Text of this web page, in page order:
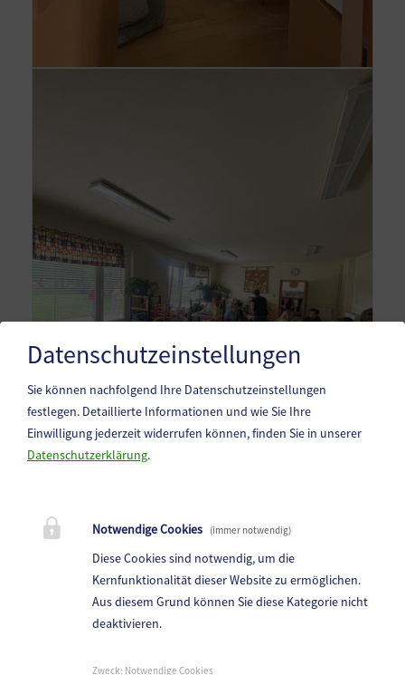
Kindergarten Haimburg
Datenschutzeinstellungen
Sie können nachfolgend Ihre Datenschutzeinstellungen
festlegen. Detaillierte Informationen und wie Sie Ihre
Einwilligung jederzeit widerrufen können, finden Sie in unserer
Datenschutzerklärung.
Notwendige Cookies (immer notwendig)
Diese Cookies sind notwendig, um die
Kernfunktionalität dieser Website zu ermöglichen.
Aus diesem Grund können Sie diese Kategorie nicht
deaktivieren.
Zweck: Notwendige Cookies